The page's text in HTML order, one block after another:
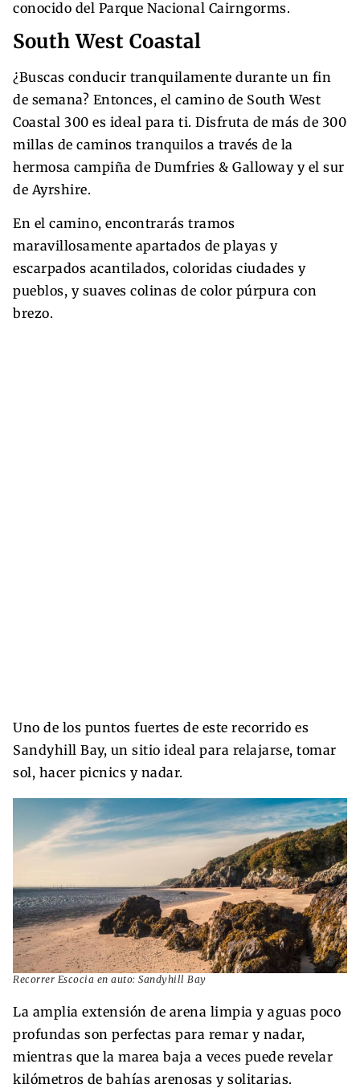
conocido del Parque Nacional Cairngorms.
South West Coastal
¿Buscas conducir tranquilamente durante un fin
de semana? Entonces, el camino de South West
Coastal 300 es ideal para ti. Disfruta de más de 300
millas de caminos tranquilos a través de la
hermosa campiña de Dumfries & Galloway y el sur
de Ayrshire.
En el camino, encontrarás tramos
maravillosamente apartados de playas y
escarpados acantilados, coloridas ciudades y
pueblos, y suaves colinas de color púrpura con
brezo.
Uno de los puntos fuertes de este recorrido es
Sandyhill Bay, un sitio ideal para relajarse, tomar
sol, hacer picnics y nadar.
Recorrer Escocia en auto: Sandyhill Bay
La amplia extensión de arena limpia y aguas poco
profundas son perfectas para remar y nadar,
mientras que la marea baja a veces puede revelar
kilómetros de bahías arenosas y solitarias.